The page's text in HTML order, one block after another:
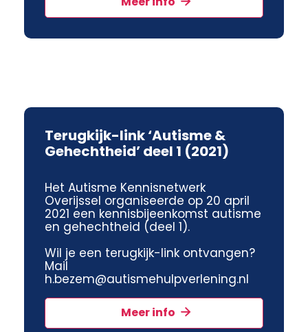
Terugkijk-link ‘Autisme &
Gehechtheid’ deel 1 (2021)
Het Autisme Kennisnetwerk
Overijssel organiseerde op 20 april
2021 een kennisbijeenkomst autisme
en gehechtheid (deel 1).
Wil je een terugkijk-link ontvangen?
Mail
h.bezem@autismehulpverlening.nl
Meer info